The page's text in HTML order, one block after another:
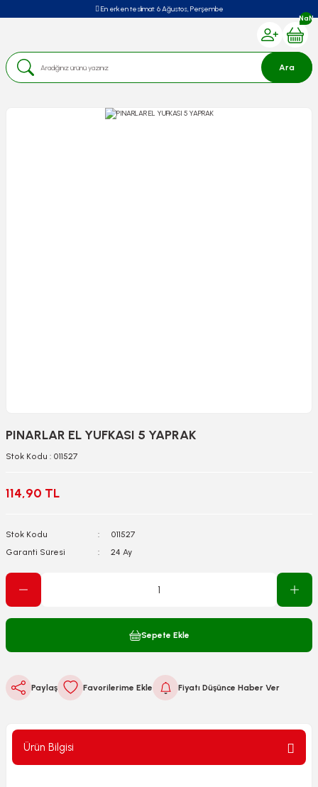
En erken teslimat: 6 Ağustos, Perşembe
Ara
NaN
PINARLAR EL YUFKASI 5 YAPRAK
Stok Kodu : 011527
114,90 TL
Stok Kodu
011527
Garanti Süresi
24 Ay
Sepete Ekle
Paylaş Fiyatı Düşünce Haber Ver
Ürün Bilgisi